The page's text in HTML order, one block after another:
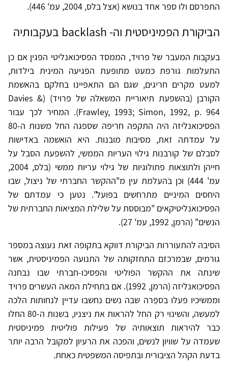
התפרסם ולו ספר אחד בנושא (אצל בלס, 2004, עמ' 446).
הביקורת הפמיניסטית וה- backlash בעקבותיה
בעקבות המעבר של פרויד, הממסד הפסיכואנליטי הפגין אם כן
התעלמות גורפת כמעט מתופעת הפגיעה המינית בילדות,
למעט מקרים חריגים, שגם הם התאפיינו בחלקם בהאשמת
הקורבן (בהשפעת תיאוריית המשאלה של פרויד) (Davies &
Frawley, 1993; Simon, 1992, p. 964). המחיר לכך עבור
הפסיכואנליזה היה התקפה חריפה שספגה החל משנות ה-80
על עמדתה זאת, מסיבות מובנות. היא הואשמה באדישות
לסבלם של קורבנות גילוי העריות הממשי, להשפעת הסבל על
חייהן ולתוצאות פתולוגיות של גילוי עריות ממשי (בלס, 2004,
עמ' 444) וכן בהעלמת עין מ"ההקשר החברתי של ניצול, שבו
היחסים המיניים מתרחשים בפועל". נטען כי עמדתם של
הפסיכואנליטיקאים "מבוססת על שלילת המציאות החברתית של
הנשים" (הרמן, 1992, עמ' 27).
הסיבה להתעוררות הביקורת דווקא בתקופה זאת נעוצה במספר
גורמים, שבמרכזם התחזקותה של התנועה הפמיניסטית, אשר
שינתה את ההקשר הפוליטי והפסיכו-חברתי שבו נבחנה
הפסיכואנליזה (הרמן, 1992). אם בתחילת המאה העשרים פרויד
וממשיכיו פעלו בספֵרה שבה נשים נחשבו עדיין לנחותות הלכה
למעשה, והשינוי רק החל להראות את ניצניו, בשנות ה-80 החלו
כבר להיראות תוצאותיה של פעילות פוליטית פמיניסטית
שעמדה על שוויון לנשים, והפכה את הרעיון למקובל הרבה יותר
בדעת הקהל הציבורית ובתפיסה המשפטית כאחת.